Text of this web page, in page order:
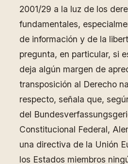
2001/29 a la luz de los
fundamentales,
de información y de la
pregunta, en particular, si
deja algún margen de
transposición al Derecho
respecto, señala que,
del
Constitucional Federal,
una directiva de la Unión
los Estados miembros